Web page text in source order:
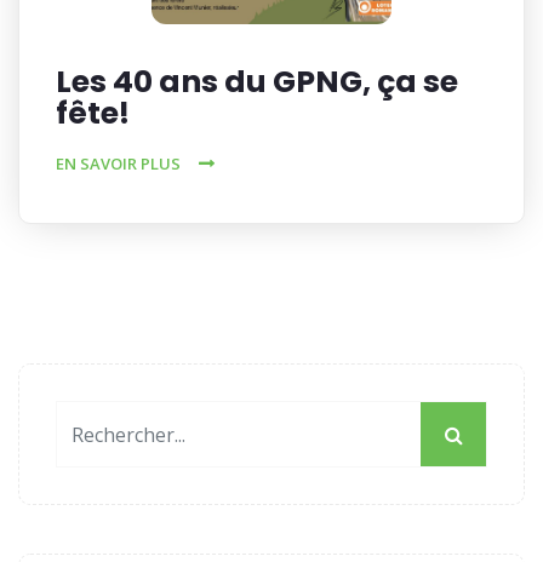
Les 40 ans du GPNG, ça se
fête!
EN SAVOIR PLUS